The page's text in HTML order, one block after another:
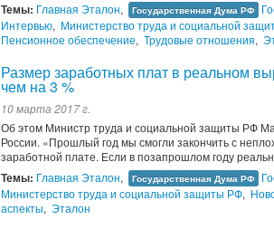
Темы: Главная Эталон, Государственная Дума РФ
Интервью, Министерство труда и социальной
Пенсионное обеспечение, Трудовые отношения,
Размер заработных плат в реальном
чем на 3 %
10 марта 2017 г.
Об этом Министр труда и социальной защиты РФ
России. «Прошлый год мы смогли закончить с
заработной плате. Если в позапрошлом году
Темы: Главная Эталон, Государственная Дума РФ
Министерство труда и социальной защиты РФ,
аспекты, Эталон